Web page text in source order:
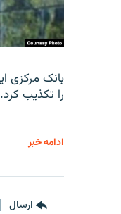
را تکذیب کرد.
ادامه خبر
ارسال